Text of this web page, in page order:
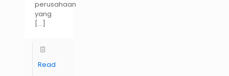
perusahaan
yang
[…]
Read